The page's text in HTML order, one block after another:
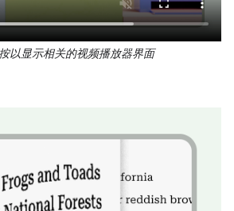
以显示相关的视频播放器界面